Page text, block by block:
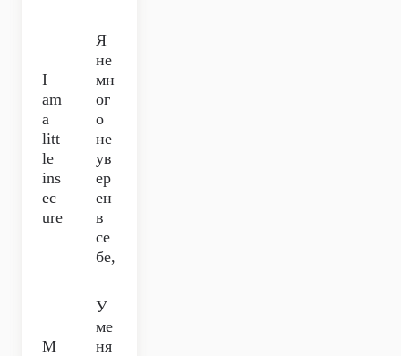
I
am
a
litt
le
ins
ec
ure
Я
не
мн
ог
о
не
ув
ер
ен
в
се
бе,
M
У
ме
ня